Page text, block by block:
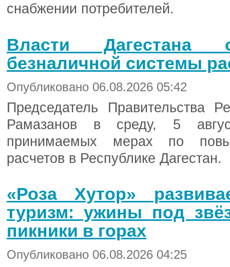
снабжении потребителей.
Власти Дагестана
безналичной системы
Опубликовано 06.08.2026 05:42
Председатель Правительства
Рамазанов в среду, 5
принимаемых мерах по
расчетов в Республике Дагестан.
«Роза Хутор»
туризм: ужины под
пикники в горах
Опубликовано 06.08.2026 04:25